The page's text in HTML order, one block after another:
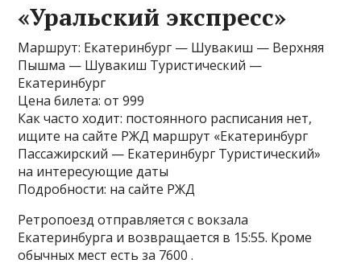
«Уральский экспресс»
Маршрут: Екатеринбург — Шувакиш — Верхняя
Пышма — Шувакиш Туристический —
Екатеринбург
Цена билета: от 999
Как часто ходит: постоянного расписания нет,
ищите на сайте РЖД маршрут «Екатеринбург
Пассажирский — Екатеринбург Туристический»
на интересующие даты
Подробности: на сайте РЖД
Ретропоезд отправляется с вокзала
Екатеринбурга и возвращается в 15:55. Кроме
обычных мест есть за 7600 .